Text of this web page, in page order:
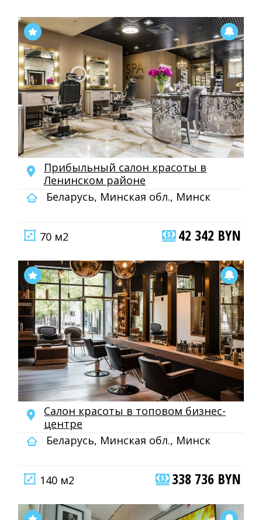
Прибыльный салон красоты в
Ленинском районе
Беларусь, Минская обл., Минск
70 м2 42 342 BYN
Салон красоты в топовом бизнес-
центре
Беларусь, Минская обл., Минск
140 м2 338 736 BYN